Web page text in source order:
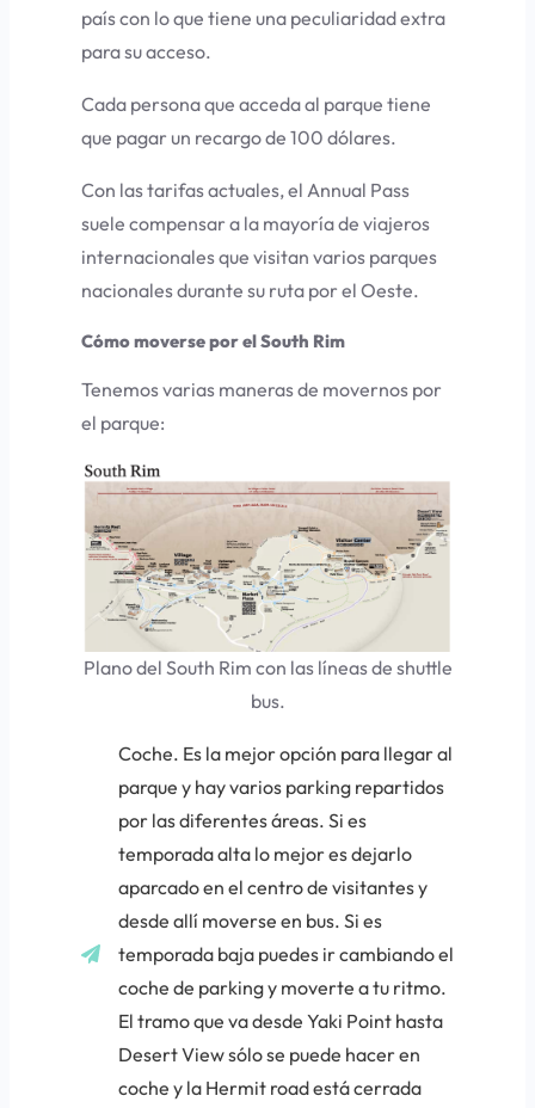
país con lo que tiene una peculiaridad extra
para su acceso.
Cada persona que acceda al parque tiene
que pagar un recargo de 100 dólares.
Con las tarifas actuales, el Annual Pass
suele compensar a la mayoría de viajeros
internacionales que visitan varios parques
nacionales durante su ruta por el Oeste.
Cómo moverse por el South Rim
Tenemos varias maneras de movernos por
el parque:
Plano del South Rim con las líneas de shuttle
bus.
Coche. Es la mejor opción para llegar al
parque y hay varios parking repartidos
por las diferentes áreas. Si es
temporada alta lo mejor es dejarlo
aparcado en el centro de visitantes y
desde allí moverse en bus. Si es
temporada baja puedes ir cambiando el
coche de parking y moverte a tu ritmo.
El tramo que va desde Yaki Point hasta
Desert View sólo se puede hacer en
coche y la Hermit road está cerrada